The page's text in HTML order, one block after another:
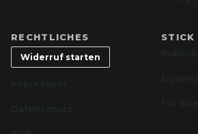
RECHTLICHES
Widerruf starten